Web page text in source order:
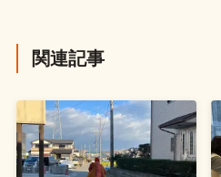
関連記事